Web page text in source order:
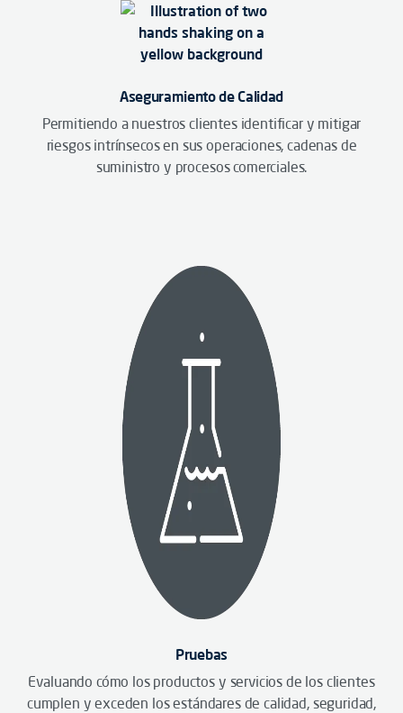
Aseguramiento de Calidad
Permitiendo a nuestros clientes identificar y mitigar
riesgos intrínsecos en sus operaciones, cadenas de
suministro y procesos comerciales.
Pruebas
Evaluando cómo los productos y servicios de los clientes
cumplen y exceden los estándares de calidad, seguridad,